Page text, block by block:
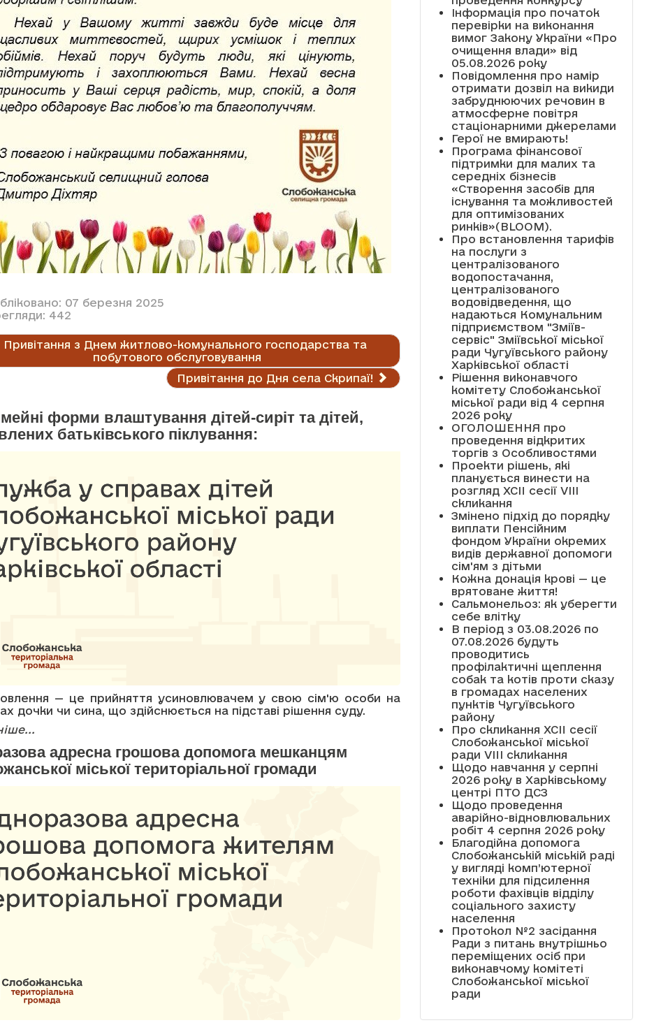
07 березня 2025
442
Привітання з Днем житлово-комунального господарства та
побутового обслуговування
Привітання до Дня села Скрипаї!
форми влаштування дітей-сиріт та дітей,
батьківського піклування:
— це прийняття усиновлювачем у свою сім'ю особи на
дочки чи сина, що здійснюється на підставі рішення суду.
адресна грошова допомога мешканцям
міської територіальної громади
Інформація про початок
перевірки на виконання
вимог Закону України «Про
очищення влади» від
05.08.2026 року
Повідомлення про намір
отримати дозвіл на викиди
забруднюючих речовин в
атмосферне повітря
стаціонарними джерелами
Герої не вмирають!
Програма фінансової
підтримки для малих та
середніх бізнесів
«Створення засобів для
існування та можливостей
для оптимізованих
ринків»(BLOOM).
Про встановлення тарифів
на послуги з
централізованого
водопостачання,
централізованого
водовідведення, що
надаються Комунальним
підприємством "Зміїв-
сервіс" Зміївської міської
ради Чугуївського району
Харківської області
Рішення виконавчого
комітету Слобожанської
міської ради від 4 серпня
2026 року
ОГОЛОШЕННЯ про
проведення відкритих
торгів з Особливостями
Проекти рішень, які
планується винести на
розгляд XCII сесії VІІІ
скликання
Змінено підхід до порядку
виплати Пенсійним
фондом України окремих
видів державної допомоги
сім'ям з дітьми
Кожна донація крові — це
врятоване життя!
Сальмонельоз: як уберегти
себе влітку
В період з 03.08.2026 по
07.08.2026 будуть
проводитись
профілактичні щеплення
собак та котів проти сказу
в громадах населених
пунктів Чугуївського
району
Про скликання XCII сесії
Слобожанської міської
ради VIII скликання
Щодо навчання у серпні
2026 року в Харківському
центрі ПТО ДСЗ
Щодо проведення
аварійно-відновлювальних
робіт 4 серпня 2026 року
Благодійна допомога
Слобожанській міській раді
у вигляді комп’ютерної
техніки для підсилення
роботи фахівців відділу
соціального захисту
населення
Протокол №2 засідання
Ради з питань внутрішньо
переміщених осіб при
виконавчому комітеті
Слобожанської міської
ради